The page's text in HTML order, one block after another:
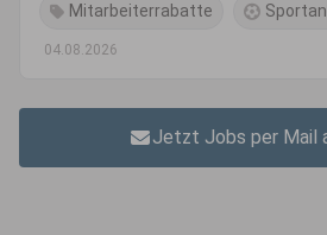
Mitarbeiterrabatte
04.08.2026
Jetzt Jobs per Mail